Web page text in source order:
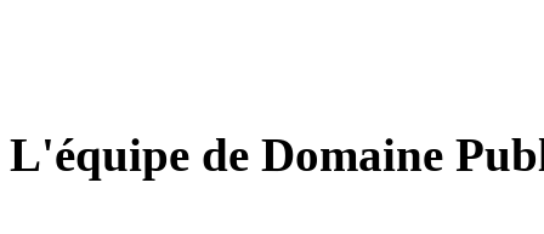
L'équipe de Domaine